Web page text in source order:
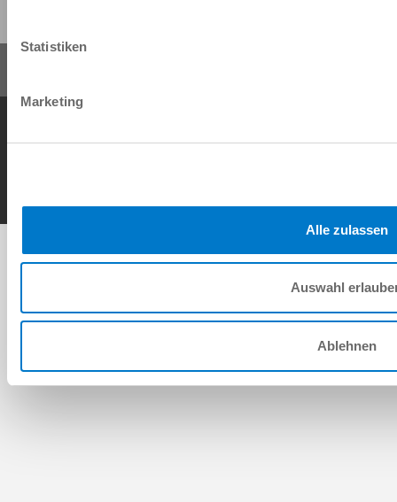
Statistiken
Marketing
Alle zulassen
Auswahl
Ablehnen